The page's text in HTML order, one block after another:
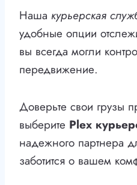
Наша курьерская
удобные опции
вы всегда могли
передвижение.
Доверьте свои грузы
выберите Plex
надежного партнера
заботится о вашем